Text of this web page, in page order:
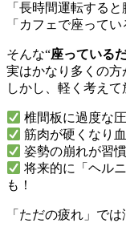
「長時間運転する
「カフェで座って
そんな“座っている
実はかなり多くの方
しかし、軽く考え
椎間板に過度な
筋肉が硬くなり
姿勢の崩れが習
将来的に「ヘル
も！
「ただの疲れ」で